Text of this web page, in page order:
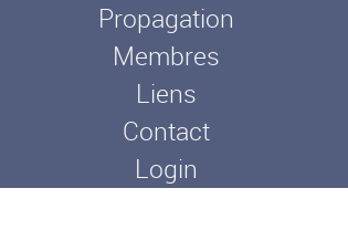
Propagation
Membres
Liens
Contact
Login